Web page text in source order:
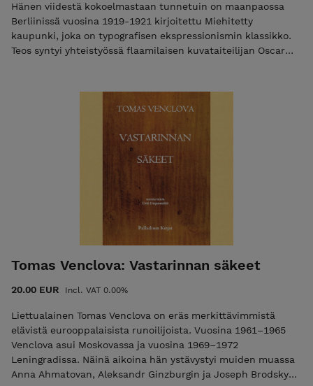
Hänen viidestä kokoelmastaan tunnetuin on maanpaossa
Berliinissä vuosina 1919-1921 kirjoitettu Miehitetty
kaupunki, joka on typografisen ekspressionismin klassikko.
Teos syntyi yhteistyössä flaamilaisen kuvataiteilijan Oscar
julkaistut Ahdistuksen ja tuskan juhlat sekä "puhtaan
runouden" kokoelma Schmollin ensimmäinen kirja. Käsillä
laatinut kattavan osion huomautuksia sekä selventävät
jälkisanat. Paul van Ostaijen on edelleenkin erittäin
mitään kaihtamattoman imperialistisen ja kolonialistisen
politiikan oloissa eläville. Runokokoelma, 2025 SUOMENNOS:
Kari Aronpuro INFO: 320 sivua, kovakantinen, koko: A5 ISBN:
Tomas Venclova: Vastarinnan säkeet
20.00 EUR Incl. VAT 0.00%
Liettualainen Tomas Venclova on eräs merkittävimmistä
elävistä eurooppalaisista runoilijoista. Vuosina 1961–1965
Venclova asui Moskovassa ja vuosina 1969–1972
Leningradissa. Näinä aikoina hän ystävystyi muiden muassa
Anna Ahmatovan, Aleksandr Ginzburgin ja Joseph Brodskyn